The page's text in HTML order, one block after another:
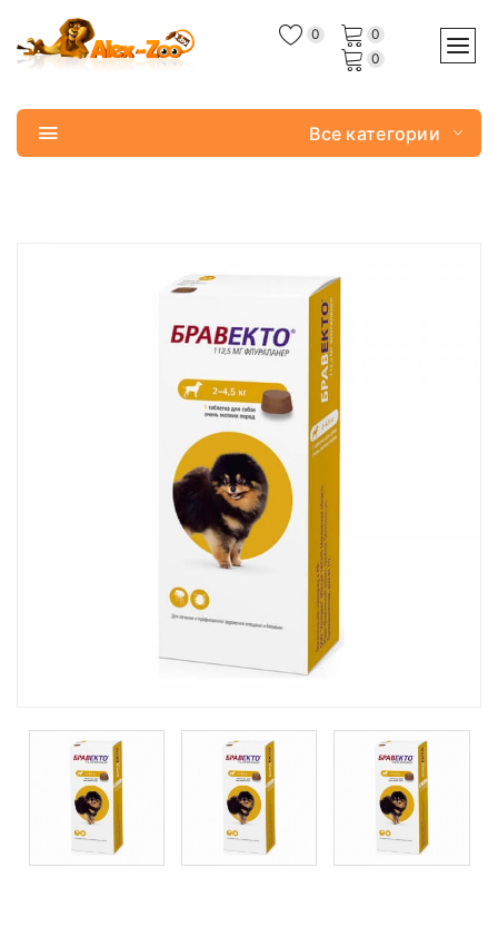
0
0
0
Все категории